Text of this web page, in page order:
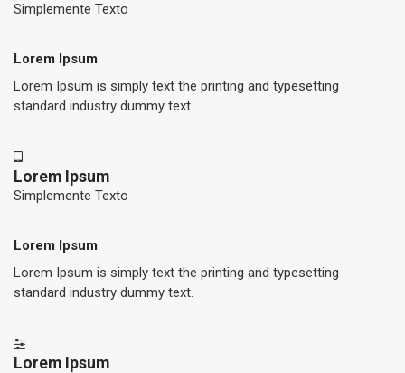
Simplemente Texto
Lorem Ipsum
Lorem Ipsum is simply text the printing and typesetting
standard industry dummy text.
Lorem Ipsum
Simplemente Texto
Lorem Ipsum
Lorem Ipsum is simply text the printing and typesetting
standard industry dummy text.
Lorem Ipsum